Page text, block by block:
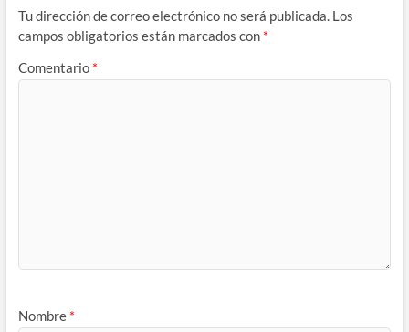
Tu dirección de correo electrónico no será publicada. Los
campos obligatorios están marcados con *
Comentario *
Nombre *